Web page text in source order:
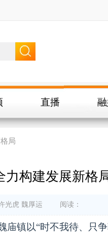
直播
局
力构建发展新格
光虎 魏厚运 阅读：
镇以“时不我待、只